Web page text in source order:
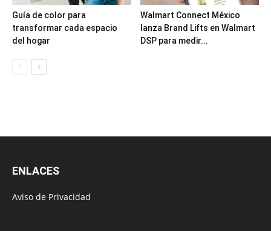
Guía de color para
transformar cada espacio
del hogar
Walmart Connect México
lanza Brand Lifts en Walmart
DSP para medir...
ENLACES
Aviso de Privacidad